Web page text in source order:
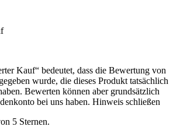
Kauf“ bedeutet, dass die Bewertung von
wurde, die dieses Produkt tatsächlich
Bewerten können aber grundsätzlich
bei uns haben. Hinweis schließen
5 Sternen.